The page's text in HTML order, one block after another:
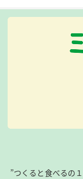
”つくると食べるの